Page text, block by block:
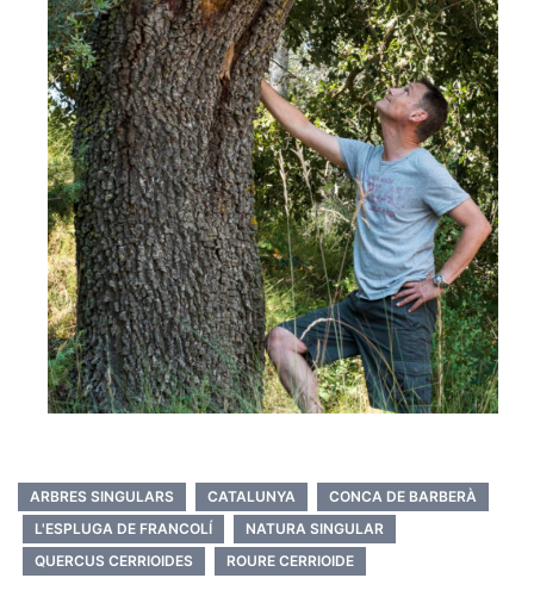
ARBRES SINGULARS CATALUNYA
CONCA DE BARBERÀ
L'ESPLUGA DE FRANCOLÍ
NATURA SINGULAR
QUERCUS CERRIOIDES
ROURE CERRIOIDE